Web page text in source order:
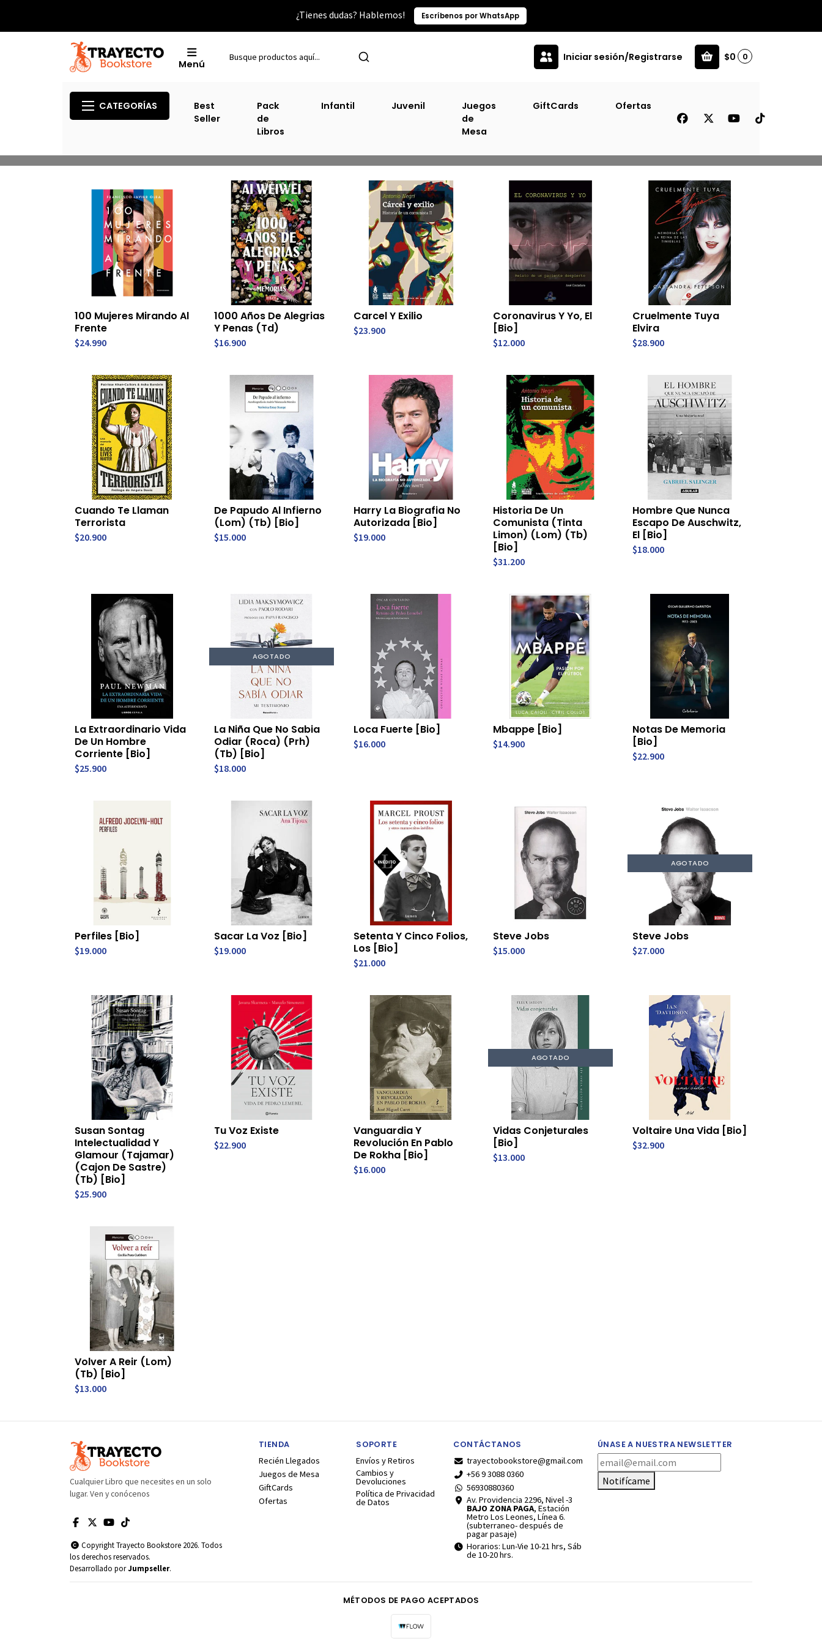
¿Tienes dudas? Hablemos! Escríbenos por WhatsApp
Menú
Iniciar sesión/Registrarse $0 0
CATEGORÍAS
Best
Seller
Pack
de
Libros
Infantil Juvenil
Juegos
de
Mesa
GiftCards Ofertas
100 Mujeres Mirando Al
Frente
$24.990
1000 Años De Alegrias
Y Penas (Td)
$16.900
Carcel Y Exilio
$23.900
Coronavirus Y Yo, El
[Bio]
$12.000
Cruelmente Tuya
Elvira
$28.900
Cuando Te Llaman
Terrorista
$20.900
De Papudo Al Infierno
(Lom) (Tb) [Bio]
$15.000
Harry La Biografia No
Autorizada [Bio]
$19.000
Historia De Un
Comunista (Tinta
Limon) (Lom) (Tb)
[Bio]
$31.200
Hombre Que Nunca
Escapo De Auschwitz,
El [Bio]
$18.000
La Extraordinario Vida
De Un Hombre
Corriente [Bio]
$25.900
AGOTADO
La Niña Que No Sabia
Odiar (Roca) (Prh)
(Tb) [Bio]
$18.000
Loca Fuerte [Bio]
$16.000
Mbappe [Bio]
$14.900
Notas De Memoria
[Bio]
$22.900
Perfiles [Bio]
$19.000
Sacar La Voz [Bio]
$19.000
Setenta Y Cinco Folios,
Los [Bio]
$21.000
Steve Jobs
$15.000
AGOTADO
Steve Jobs
$27.000
Susan Sontag
Intelectualidad Y
Glamour (Tajamar)
(Cajon De Sastre)
(Tb) [Bio]
$25.900
Tu Voz Existe
$22.900
Vanguardia Y
Revolución En Pablo
De Rokha [Bio]
$16.000
AGOTADO
Vidas Conjeturales
[Bio]
$13.000
Voltaire Una Vida [Bio]
$32.900
Volver A Reir (Lom)
(Tb) [Bio]
$13.000
Cualquier Libro que necesites en un solo
lugar. Ven y conócenos
Copyright Trayecto Bookstore 2026. Todos
los derechos reservados.
Desarrollado porJumpseller.
TIENDA
Recién Llegados
Juegos de Mesa
GiftCards
Ofertas
SOPORTE
Envíos y Retiros
Cambios y
Devoluciones
Política de Privacidad
de Datos
CONTÁCTANOS
trayectobookstore@gmail.com
+56 9 3088 0360
56930880360
Av. Providencia 2296, Nivel -3
BAJO ZONA PAGA, Estación
Metro Los Leones, Línea 6.
(subterraneo- después de
pagar pasaje)
Horarios: Lun-Vie 10-21 hrs, Sáb
de 10-20 hrs.
ÚNASE A NUESTRA NEWSLETTER
Notifícame
MÉTODOS DE PAGO ACEPTADOS